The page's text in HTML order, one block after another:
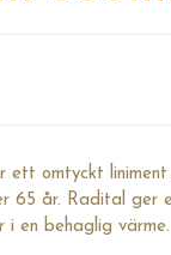
ett omtyckt
65 år. Radital ger
i en behaglig värme.